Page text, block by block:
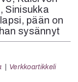
Sinisukka
pään on
sysännyt
Verkkoartikkeli